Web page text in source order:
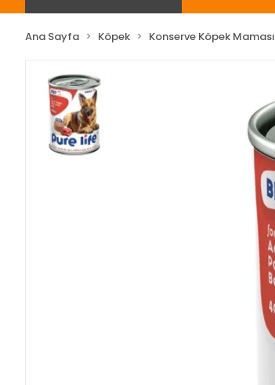
Ana Sayfa Köpek Konserve Köpek Maması